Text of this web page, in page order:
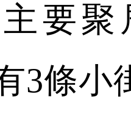
要聚
3條小